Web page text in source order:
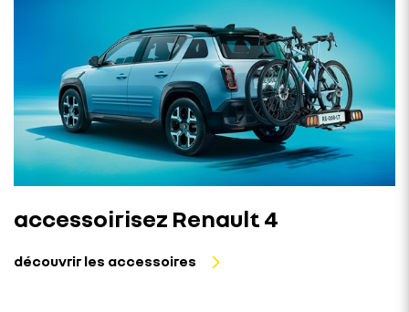
accessoirisez Renault 4
découvrir les accessoires​